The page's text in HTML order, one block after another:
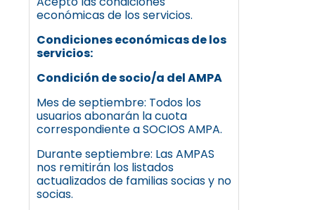
económicas de los servicios.
Condiciones económicas de los
servicios:
Condición de socio/a del AMPA
Mes de septiembre: Todos los
usuarios abonarán la cuota
correspondiente a SOCIOS AMPA.
Durante septiembre: Las AMPAS
nos remitirán los listados
actualizados de familias socias y no
socias.